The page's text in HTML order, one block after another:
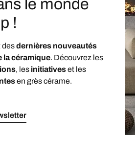
le monde
!
desdernières nouveautés
la céramique. Découvrez les
, les initiativeset les
en grès cérame.